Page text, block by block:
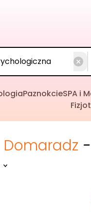
PaznokcieSPA i
Domaradz